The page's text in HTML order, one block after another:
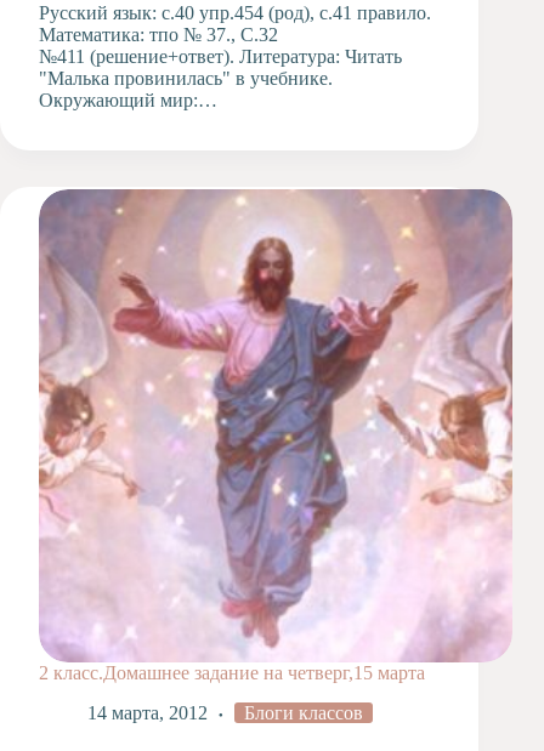
Русский язык: с.40 упр.454 (род), с.41 правило.
Математика: тпо № 37., С.32
№411 (решение+ответ). Литература: Читать
"Малька провинилась" в учебнике.
Окружающий мир:…
2 класс.Домашнее задание на четверг,15 марта
14 марта, 2012
Блоги классов